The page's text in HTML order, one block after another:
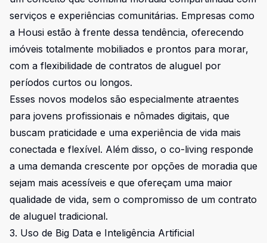
serviços e experiências comunitárias. Empresas como
a Housi estão à frente dessa tendência, oferecendo
imóveis totalmente mobiliados e prontos para morar,
com a flexibilidade de contratos de aluguel por
períodos curtos ou longos.
Esses novos modelos são especialmente atraentes
para jovens profissionais e nômades digitais, que
buscam praticidade e uma experiência de vida mais
conectada e flexível. Além disso, o co-living responde
a uma demanda crescente por opções de moradia que
sejam mais acessíveis e que ofereçam uma maior
qualidade de vida, sem o compromisso de um contrato
de aluguel tradicional.
3. Uso de Big Data e Inteligência Artificial